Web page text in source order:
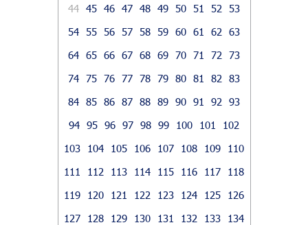
44 45 46 47 48 49 50 51 52
53
54 55 56 57 58 59 60 61 62
63
64 65 66 67 68 69 70 71 72
73
74 75 76 77 78 79 80 81 82
83
84 85 86 87 88 89 90 91 92
93
94 95 96 97 98 99 100 101
102
103
104 105 106 107 108 109
110
111
112 113 114 115 116 117
118
119
120 121 122 123 124 125
126
127
128 129 130 131 132 133
134